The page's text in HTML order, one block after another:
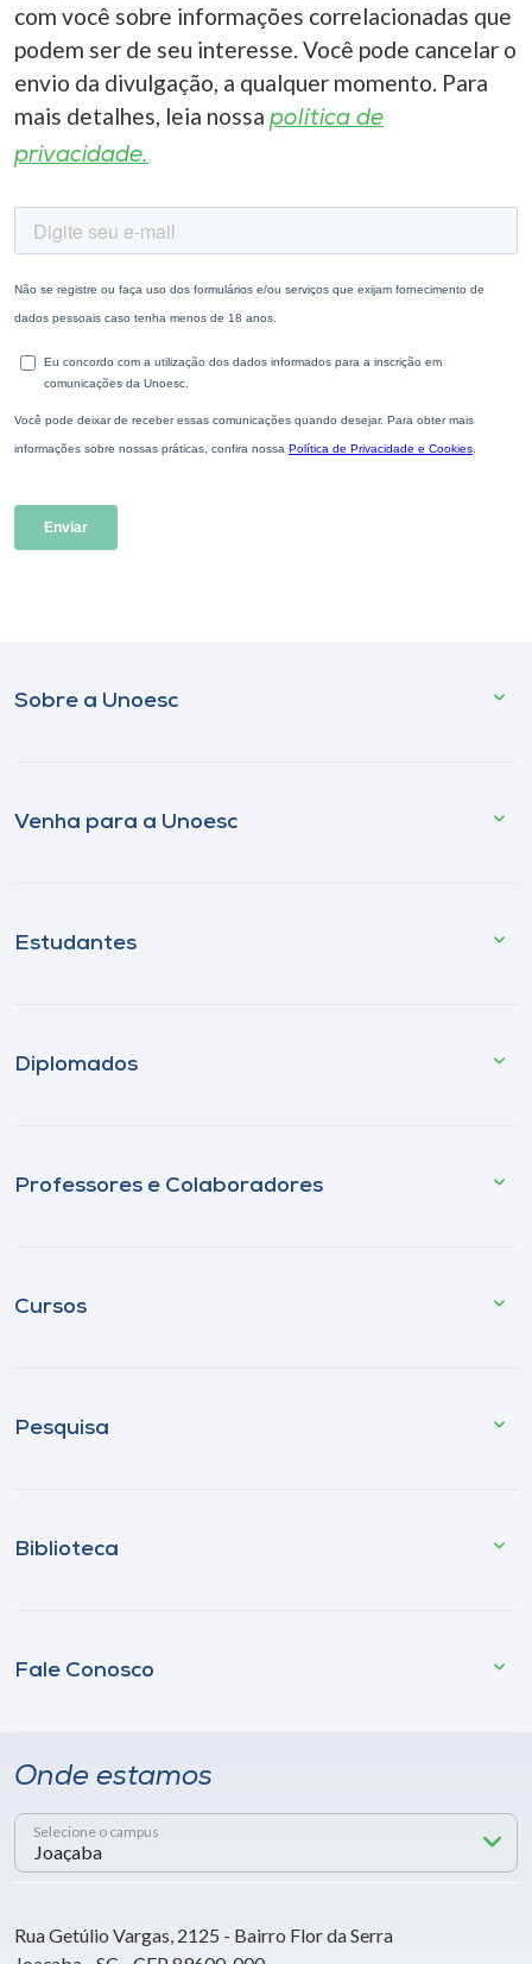
com você sobre informações correlacionadas que
podem ser de seu interesse. Você pode cancelar o
envio da divulgação, a qualquer momento. Para
mais detalhes, leia nossa política de
privacidade.
Sobre a Unoesc
Venha para a Unoesc
Estudantes
Diplomados
Professores e Colaboradores
Cursos
Pesquisa
Biblioteca
Fale Conosco
Onde estamos
Selecione o campus
Rua Getúlio Vargas, 2125 - Bairro Flor da Serra